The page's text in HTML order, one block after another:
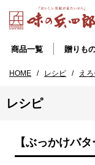
商品一覧 贈りも
HOME / レシピ / え
レシピ
【ぶっかけバ